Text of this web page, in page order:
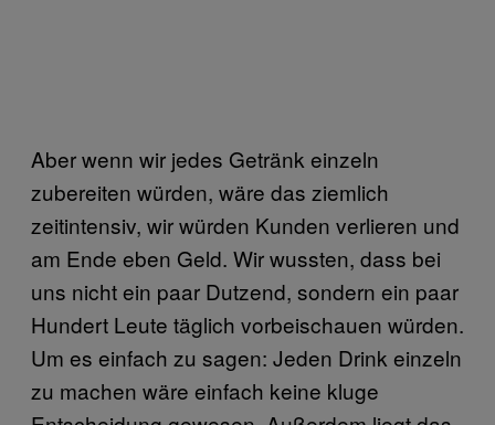
Aber wenn wir jedes Getränk einzeln
zubereiten würden, wäre das ziemlich
zeitintensiv, wir würden Kunden verlieren und
am Ende eben Geld. Wir wussten, dass bei
uns nicht ein paar Dutzend, sondern ein paar
Hundert Leute täglich vorbeischauen würden.
Um es einfach zu sagen: Jeden Drink einzeln
zu machen wäre einfach keine kluge